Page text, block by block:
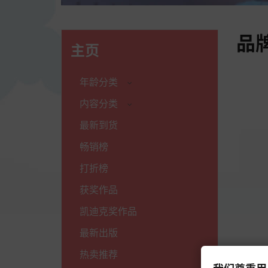
主页
年龄分类
内容分类
最新到货
畅销榜
打折榜
获奖作品
凯迪克奖作品
最新出版
热卖推荐
品